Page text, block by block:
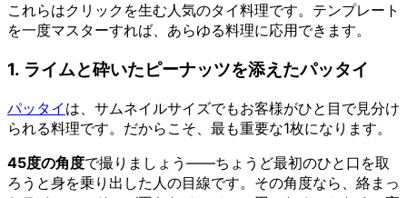
これらはクリックを生む人気のタイ料理です。テンプレート
を一度マスターすれば、あらゆる料理に応用できます。
1. ライムと砕いたピーナッツを添えたパッタイ
パッタイ は、サムネイルサイズでもお客様がひと目で見分け
られる料理です。だからこそ、最も重要な1枚になります。
45度の角度で撮りましょう——ちょうど最初のひと口を取
ろうと身を乗り出した人の目線です。その角度なら、絡まっ